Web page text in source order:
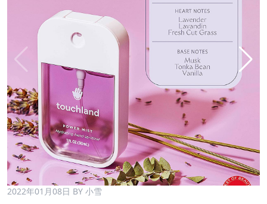
2022年01月08日 BY 小雪